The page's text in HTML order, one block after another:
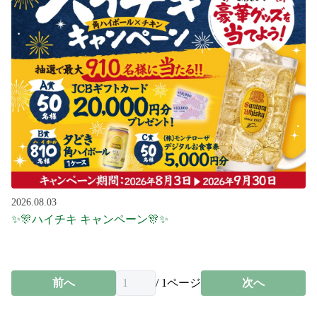
2026.08.03
✨🎊ハイチキ キャンペーン🎊✨
前へ / 1ページ 次へ